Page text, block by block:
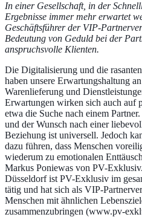
In einer Gesellschaft, in der
Ergebnisse immer mehr erwartet
Geschäftsführer der VIP-
Bedeutung von Geduld bei der
anspruchsvolle Klienten.
Die Digitalisierung und die
haben unsere Erwartungshaltung
Warenlieferung und
Erwartungen wirken sich auch auf
etwa die Suche nach einem
und der Wunsch nach einer
Beziehung ist universell. Jedoch
dazu führen, dass Menschen
wiederum zu emotionalen
Markus Poniewas von PV-
Düsseldorf ist PV-Exklusiv im
tätig und hat sich als VIP-
Menschen mit ähnlichen
zusammenzubringen (www.pv-